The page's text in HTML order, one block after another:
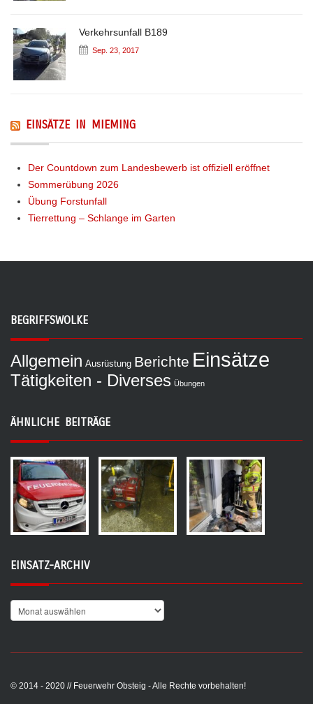
Verkehrsunfall B189
Sep. 23, 2017
EINSÄTZE IN MIEMING
Der Countdown zum Landesbewerb ist offiziell eröffnet
Sommerübung 2026
Übung Forstunfall
Tierrettung – Schlange im Garten
BEGRIFFSWOLKE
Allgemein Ausrüstung Berichte Einsätze
Tätigkeiten - Diverses Übungen
ÄHNLICHE BEITRÄGE
EINSATZ-ARCHIV
© 2014 - 2020 // Feuerwehr Obsteig - Alle Rechte vorbehalten!